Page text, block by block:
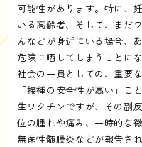
可能性があります。特に、
いる高齢者、そして、まだ
んなどが身近にいる場合、
危険に晒してしまうことに
社会の一員としての、重要
「接種の安全性が高い」こ
生ワクチンですが、その副
位の腫れや痛み、一時的な
無菌性髄膜炎などが報告さ